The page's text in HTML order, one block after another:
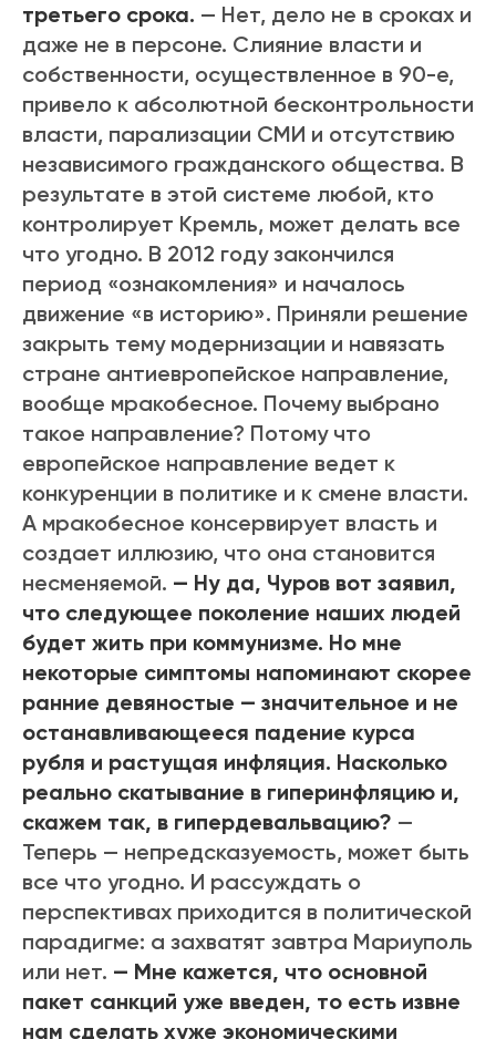
третьего срока. — Нет, дело не в сроках и
даже не в персоне. Слияние власти и
собственности, осуществленное в 90-е,
привело к абсолютной бесконтрольности
власти, парализации СМИ и отсутствию
независимого гражданского общества. В
результате в этой системе любой, кто
контролирует Кремль, может делать все
что угодно. В 2012 году закончился
период «ознакомления» и началось
движение «в историю». Приняли решение
закрыть тему модернизации и навязать
стране антиевропейское направление,
вообще мракобесное. Почему выбрано
такое направление? Потому что
европейское направление ведет к
конкуренции в политике и к смене власти.
А мракобесное консервирует власть и
создает иллюзию, что она становится
несменяемой. — Ну да, Чуров вот заявил,
что следующее поколение наших людей
будет жить при коммунизме. Но мне
некоторые симптомы напоминают скорее
ранние девяностые — значительное и не
останавливающееся падение курса
рубля и растущая инфляция. Насколько
реально скатывание в гиперинфляцию и,
скажем так, в гипердевальвацию? —
Теперь — непредсказуемость, может быть
все что угодно. И рассуждать о
перспективах приходится в политической
парадигме: а захватят завтра Мариуполь
или нет. — Мне кажется, что основной
пакет санкций уже введен, то есть извне
нам сделать хуже экономическими